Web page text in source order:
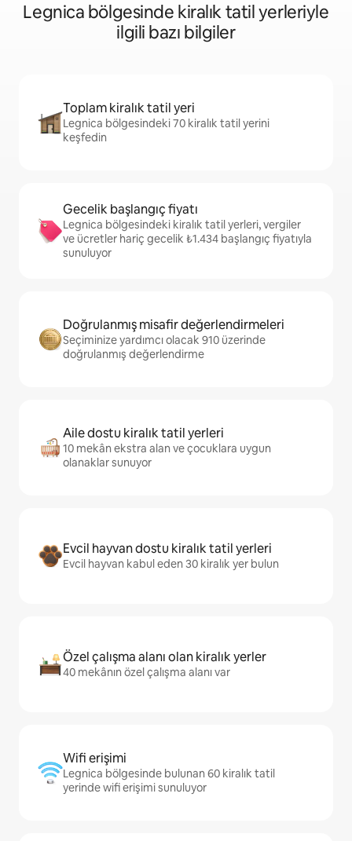
Legnica bölgesinde kiralık tatil yerleriyle
ilgili bazı bilgiler
Toplam kiralık tatil yeri
Legnica bölgesindeki 70 kiralık tatil yerini
keşfedin
Gecelik başlangıç fiyatı
Legnica bölgesindeki kiralık tatil yerleri, vergiler
ve ücretler hariç gecelik ₺1.434 başlangıç fiyatıyla
sunuluyor
Doğrulanmış misafir değerlendirmeleri
Seçiminize yardımcı olacak 910 üzerinde
doğrulanmış değerlendirme
Aile dostu kiralık tatil yerleri
10 mekân ekstra alan ve çocuklara uygun
olanaklar sunuyor
Evcil hayvan dostu kiralık tatil yerleri
Evcil hayvan kabul eden 30 kiralık yer bulun
Özel çalışma alanı olan kiralık yerler
40 mekânın özel çalışma alanı var
Wifi erişimi
Legnica bölgesinde bulunan 60 kiralık tatil
yerinde wifi erişimi sunuluyor